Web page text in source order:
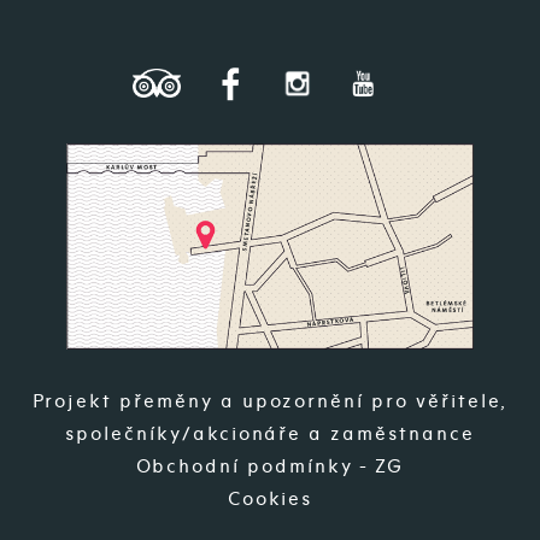
Projekt přeměny a upozornění pro věřitele,
společníky/akcionáře a zaměstnance
Obchodní podmínky - ZG
Cookies